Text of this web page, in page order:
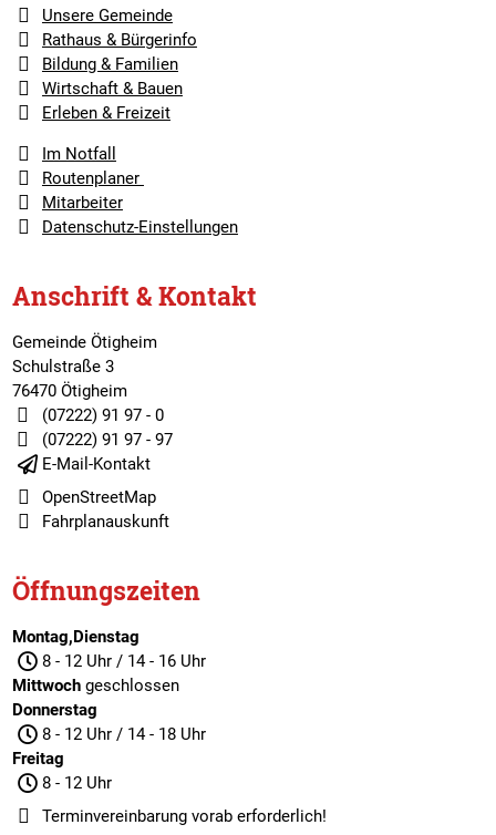
Unsere Gemeinde
Rathaus & Bürgerinfo
Bildung & Familien
Wirtschaft & Bauen
Erleben & Freizeit
Im Notfall
Routenplaner
Mitarbeiter
Datenschutz-Einstellungen
Anschrift & Kontakt
Gemeinde Ötigheim
Schulstraße 3
76470 Ötigheim
(07222) 91 97 - 0
(07222) 91 97 - 97
E-Mail-Kontakt
OpenStreetMap
Fahrplanauskunft
Öffnungszeiten
Montag,Dienstag
8 - 12 Uhr / 14 - 16 Uhr
Mittwochgeschlossen
Donnerstag
8 - 12 Uhr / 14 - 18 Uhr
Freitag
8 - 12 Uhr
Terminvereinbarungvorab erforderlich!